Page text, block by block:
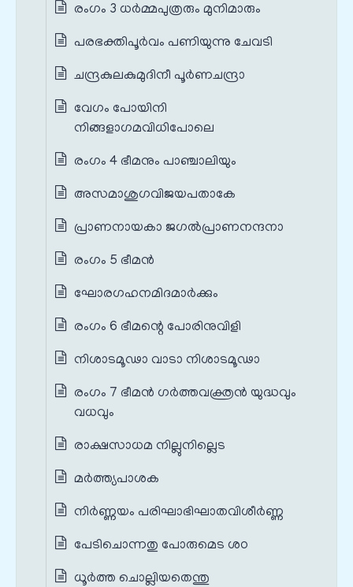
രംഗം 3 ധർമ്മപുത്രരും മുനിമാരും
പരഭക്തിപൂർവം പണിയുന്നു ചേവടി
ചന്ദ്രകുലകുമുദിനീ പൂർണചന്ദ്രാ
വേഗം പോയിനി
നിങ്ങളാഗമവിധിപോലെ
രംഗം 4 ഭീമനും പാഞ്ചാലിയും
അസമാശുഗവിജയപതാകേ
പ്രാണനായകാ ജഗൽപ്രാണനന്ദനാ
രംഗം 5 ഭീമൻ
ഘോരഗഹനമിദമാർക്കും
രംഗം 6 ഭീമന്റെ പോരിനുവിളി
നിശാടമൂഢാ വാടാ നിശാടമൂഢാ
രംഗം 7 ഭീമൻ ഗർത്തവക്ത്രൻ യുദ്ധവും
വധവും
രാക്ഷസാധമ നില്ലുനില്ലെട
മർത്ത്യപാശക
നിർണ്ണയം പരിഘാഭിഘാതവിശീർണ്ണ
പേടിചൊന്നതു പോരുമെട ശഠ
ധൂർത്ത ചൊല്ലിയതെന്തു